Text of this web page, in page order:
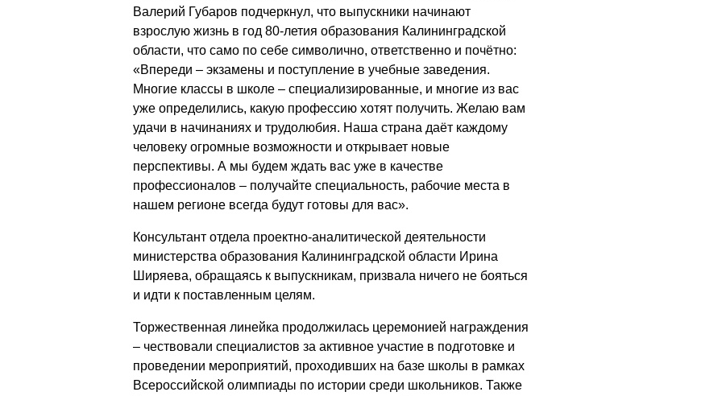
Валерий Губаров подчеркнул, что выпускники начинают
взрослую жизнь в год 80-летия образования Калининградской
области, что само по себе символично, ответственно и почётно:
«Впереди – экзамены и поступление в учебные заведения.
Многие классы в школе – специализированные, и многие из вас
уже определились, какую профессию хотят получить. Желаю вам
удачи в начинаниях и трудолюбия. Наша страна даёт каждому
человеку огромные возможности и открывает новые
перспективы. А мы будем ждать вас уже в качестве
профессионалов – получайте специальность, рабочие места в
нашем регионе всегда будут готовы для вас».
Консультант отдела проектно-аналитической деятельности
министерства образования Калининградской области Ирина
Ширяева, обращаясь к выпускникам, призвала ничего не бояться
и идти к поставленным целям.
Торжественная линейка продолжилась церемонией награждения
– чествовали специалистов за активное участие в подготовке и
проведении мероприятий, проходивших на базе школы в рамках
Всероссийской олимпиады по истории среди школьников. Также